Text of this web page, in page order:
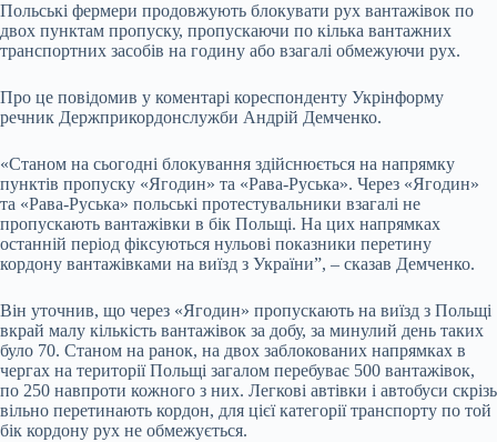
Польські фермери продовжують блокувати рух вантажівок по
двох пунктам пропуску, пропускаючи по кілька вантажних
транспортних засобів на годину або взагалі обмежуючи рух.
Про це повідомив у коментарі кореспонденту Укрінформу
речник Держприкордонслужби Андрій Демченко.
«Станом на сьогодні блокування здійснюється на напрямку
пунктів пропуску «Ягодин» та «Рава-Руська». Через «Ягодин»
та «Рава-Руська» польські протестувальники взагалі не
пропускають вантажівки в бік Польщі. На цих напрямках
останній період фіксуються нульові показники перетину
кордону вантажівками на виїзд з України”, – сказав Демченко.
Він уточнив, що через «Ягодин» пропускають на виїзд з Польщі
вкрай малу кількість вантажівок за добу, за минулий день таких
було 70. Станом на ранок, на двох заблокованих напрямках в
чергах на території Польщі загалом перебуває 500 вантажівок,
по 250 навпроти кожного з них. Легкові автівки і автобуси скрізь
вільно перетинають кордон, для цієї категорії транспорту по той
бік кордону рух не обмежується.